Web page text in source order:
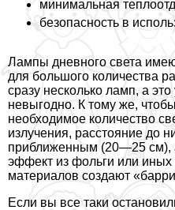
минимальная
безопасность в
Лампы дневного света
для большого количества
сразу несколько ламп, а
невыгодно. К тому же,
необходимое количество
излучения, расстояние до
приближенным (20—25 см),
эффект из фольги или
материалов создают
Если вы все таки